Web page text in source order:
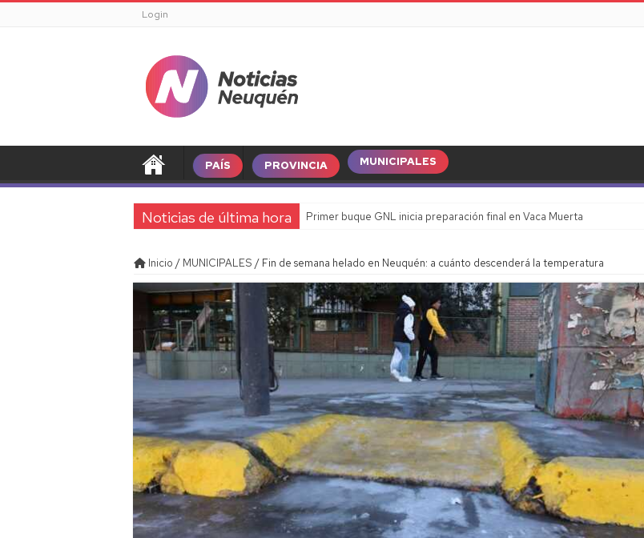
Login
PAÍS PROVINCIA MUNICIPALES
Noticias de última hora Primer buque GNL inicia preparación final en Vaca Muerta
Inicio / MUNICIPALES / Fin de semana helado en Neuquén: a cuánto descenderá la temperatura